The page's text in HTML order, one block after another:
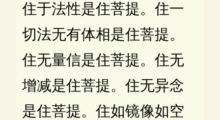
住于法性是住菩提。住一
切法无有体相是住菩提。
住无量信是住菩提。住无
增减是住菩提。住无异念
是住菩提。住如镜像如空